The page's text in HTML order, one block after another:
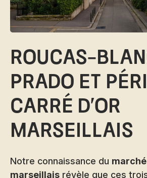
Roucas-
Prado et
carré d'or
marseillais
Notre connaissance du
marseillais révèle que ces